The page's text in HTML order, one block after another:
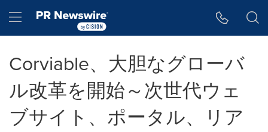
Hamburger menu
Corviable、大胆なグローバ
ル改革を開始～次世代ウェ
ブサイト、ポータル、リア